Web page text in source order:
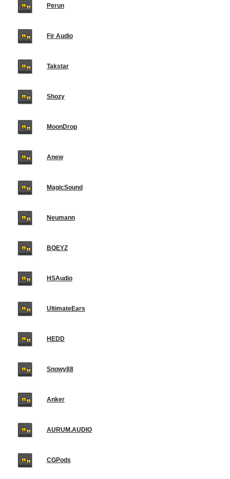
Perun
Fir Audio
Takstar
Shozy
MoonDrop
Anew
MagicSound
Neumann
BQEYZ
HSAudio
UltimateEars
HEDD
Snowy88
Anker
AURUM.AUDIO
CGPods